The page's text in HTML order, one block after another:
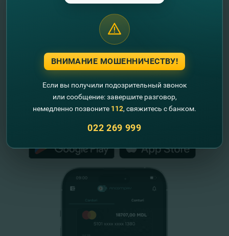
"FinComBank" S.A. является членом
Схемы гарантирования депозитов
Республики Молдова
ВНИМАНИЕ МОШЕННИЧЕСТВУ!
Если вы получили подозрительный звонок
или сообщение: завершите разговор,
немедленно позвоните 112, свяжитесь с банком.
022 269 999